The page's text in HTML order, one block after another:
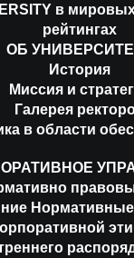
в
рейтингах
ОБ
История
Миссия и
Галерея
в области